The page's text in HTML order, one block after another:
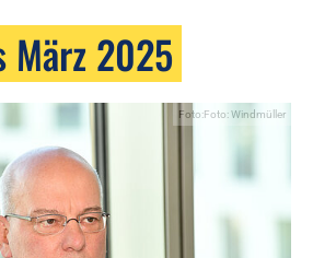
März 2025
Foto:Foto: Windmüller